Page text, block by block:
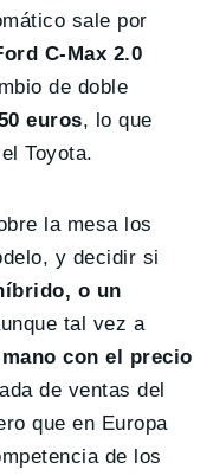
sale por
C-Max 2.0
de doble
euros, lo que
Toyota.
la mesa los
y decidir si
o un
tal vez a
con el precio
de ventas del
que en Europa
de los